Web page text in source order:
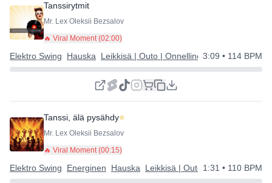
Tanssirytmit
Mr. Lex Oleksii Bezsalov
🔥 Viral Moment (02:00)
Elektro Swing Hauska Leikkisä | Outo | Onnellinen3:09 • 114 BPM
Tanssi, älä pysähdy⭐
Mr. Lex Oleksii Bezsalov
🔥 Viral Moment (00:15)
Elektro Swing Energinen Hauska Leikkisä | Outo | Onnellinen
1:31 • 110 BPM